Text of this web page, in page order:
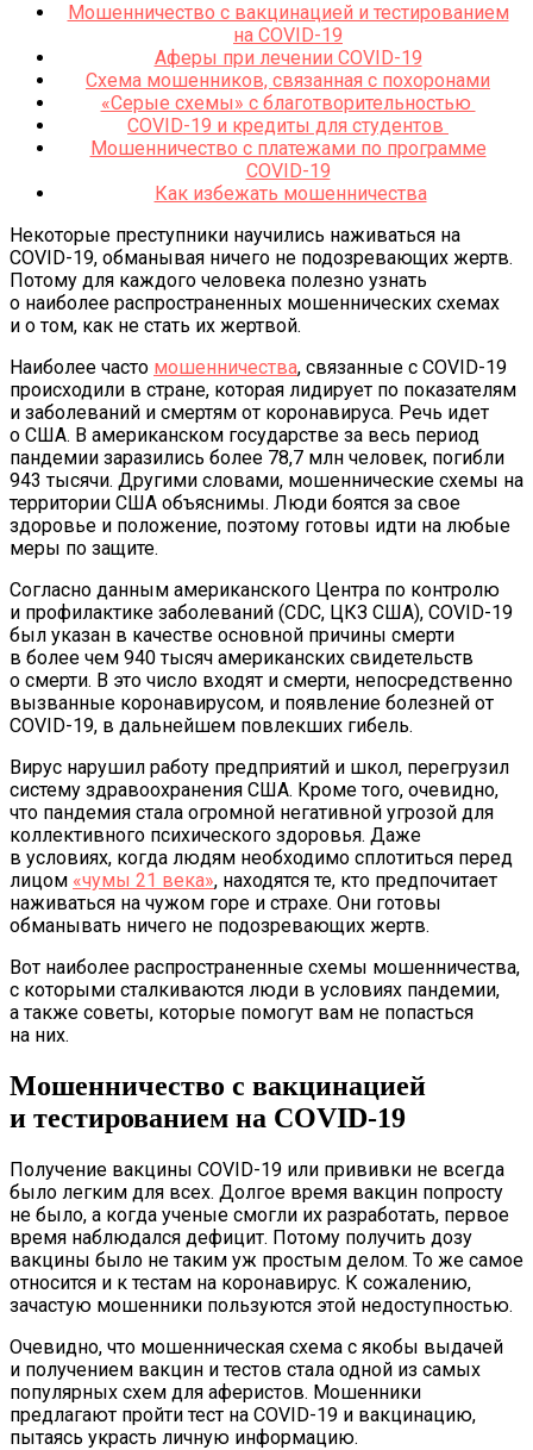
Мошенничество с вакцинацией и тестированием
на COVID-19
Аферы при лечении COVID-19
Схема мошенников, связанная с похоронами
«Серые схемы» с благотворительностью
COVID-19 и кредиты для студентов
Мошенничество с платежами по программе
COVID-19
Как избежать мошенничества
Некоторые преступники научились наживаться на
COVID-19, обманывая ничего не подозревающих жертв.
Потому для каждого человека полезно узнать
о наиболее распространенных мошеннических схемах
и о том, как не стать их жертвой.
Наиболее часто мошенничества, связанные с COVID-19
происходили в стране, которая лидирует по показателям
и заболеваний и смертям от коронавируса. Речь идет
о США. В американском государстве за весь период
пандемии заразились более 78,7 млн человек, погибли
943 тысячи. Другими словами, мошеннические схемы на
территории США объяснимы. Люди боятся за свое
здоровье и положение, поэтому готовы идти на любые
меры по защите.
Согласно данным американского Центра по контролю
и профилактике заболеваний (CDC, ЦКЗ США), COVID-19
был указан в качестве основной причины смерти
в более чем 940 тысяч американских свидетельств
о смерти. В это число входят и смерти, непосредственно
вызванные коронавирусом, и появление болезней от
COVID-19, в дальнейшем повлекших гибель.
Вирус нарушил работу предприятий и школ, перегрузил
систему здравоохранения США. Кроме того, очевидно,
что пандемия стала огромной негативной угрозой для
коллективного психического здоровья. Даже
в условиях, когда людям необходимо сплотиться перед
лицом «чумы 21 века», находятся те, кто предпочитает
наживаться на чужом горе и страхе. Они готовы
обманывать ничего не подозревающих жертв.
Вот наиболее распространенные схемы мошенничества,
с которыми сталкиваются люди в условиях пандемии,
а также советы, которые помогут вам не попасться
на них.
Мошенничество с вакцинацией
и тестированием на COVID-19
Получение вакцины COVID-19 или прививки не всегда
было легким для всех. Долгое время вакцин попросту
не было, а когда ученые смогли их разработать, первое
время наблюдался дефицит. Потому получить дозу
вакцины было не таким уж простым делом. То же самое
относится и к тестам на коронавирус. К сожалению,
зачастую мошенники пользуются этой недоступностью.
Очевидно, что мошенническая схема с якобы выдачей
и получением вакцин и тестов стала одной из самых
популярных схем для аферистов. Мошенники
предлагают пройти тест на COVID-19 и вакцинацию,
пытаясь украсть личную информацию.